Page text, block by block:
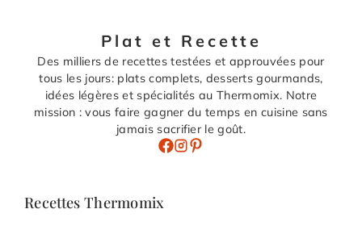
Plat et Recette
Des milliers de recettes testées et approuvées pour
tous les jours: plats complets, desserts gourmands,
idées légères et spécialités au Thermomix. Notre
mission : vous faire gagner du temps en cuisine sans
jamais sacrifier le goût.
Recettes Thermomix